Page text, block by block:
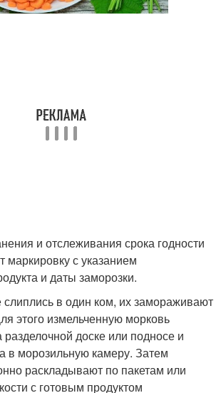
и отслеживания срока годности
маркировку с указанием
и даты заморозки.
слиплись в один ком, их замораживают
этого измельченную морковь
доске или подносе и
в морозильную камеру. Затем
раскладывают по пакетам или
с готовым продуктом